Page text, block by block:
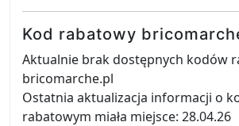
Kod rabatowy
Aktualnie brak dostępnych kodów
bricomarche.pl
Ostatnia aktualizacja informacji o
rabatowym miała miejsce: 28.04.26